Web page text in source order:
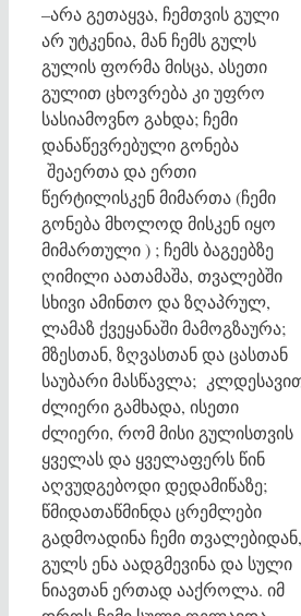
–არა გეთაყვა, ჩემთვის გული
არ უტკენია, მან ჩემს გულს
გულის ფორმა მისცა, ასეთი
გულით ცხოვრება კი უფრო
სასიამოვნო გახდა; ჩემი
დანაწევრებული გონება
შეაერთა და ერთი
წერტილისკენ მიმართა (ჩემი
გონება მხოლოდ მისკენ იყო
მიმართული ) ; ჩემს ბაგეებზე
ღიმილი აათამაშა, თვალებში
სხივი ამინთო და ზღაპრულ,
ლამაზ ქვეყანაში მამოგზაურა;
მზესთან, ზღვასთან და ცასთან
საუბარი მასწავლა;
ძლიერი გამხადა, ისეთი
ძლიერი, რომ მისი გულისთვის
ყველას და ყველაფერს წინ
აღვუდგებოდი დედამიწაზე;
წმიდათაწმინდა ცრემლები
გადმოადინა ჩემი თვალებიდან,
გულს ენა აადგმევინა და სული
ნიავთან ერთად ააქროლა. იმ